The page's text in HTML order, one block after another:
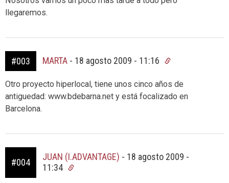
llegaremos.
#003 MARTA - 18 agosto 2009 - 11:16
Otro proyecto hiperlocal, tiene unos cinco años de
antiguedad: www.bdebarna.net y está focalizado en
Barcelona.
#004
JUAN (I.ADVANTAGE) - 18 agosto 2009 -
11:34